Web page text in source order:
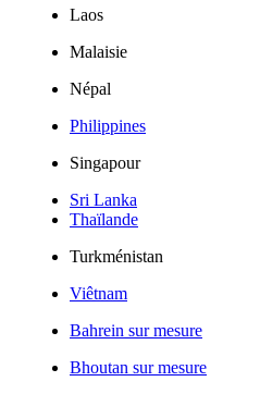
Laos
Malaisie
Népal
Philippines
Singapour
Sri Lanka
Thaïlande
Turkménistan
Viêtnam
Bahrein sur mesure
Bhoutan sur mesure